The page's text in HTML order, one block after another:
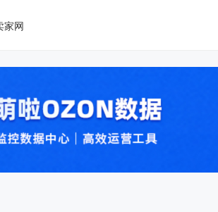
家网